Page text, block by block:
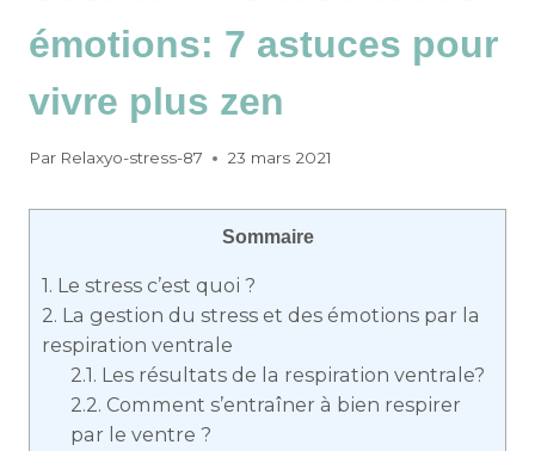
émotions: 7 astuces pour
vivre plus zen
Par Relaxyo-stress-87 23 mars 2021
Sommaire
1. Le stress c’est quoi ?
2. La gestion du stress et des émotions par la
respiration ventrale
2.1. Les résultats de la respiration ventrale?
2.2. Comment s’entraîner à bien respirer
par le ventre ?